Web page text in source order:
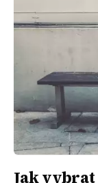
Jak vybrat